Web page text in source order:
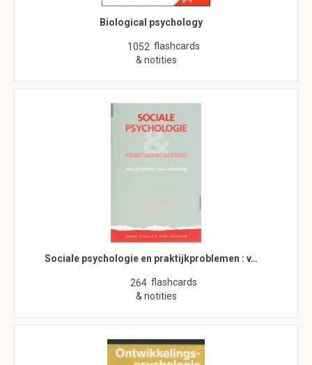
Biological psychology
1052 flashcards
& notities
Sociale psychologie en praktijkproblemen : v…
264 flashcards
& notities